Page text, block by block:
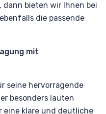
dann bieten wir Ihnen bei
die passende
mit
seine hervorragende
besonders lauten
eine klare und deutliche